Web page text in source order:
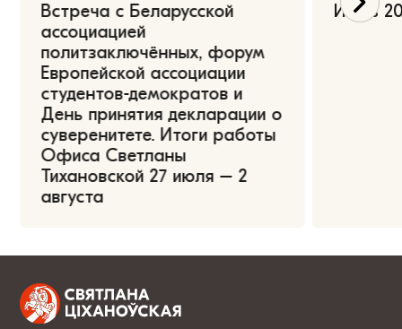
Встреча с Беларусской
ассоциацией
политзаключённых, форум
Европейской ассоциации
студентов-демократов и
День принятия декларации о
суверенитете. Итоги работы
Офиса Светланы
Тихановской 27 июля – 2
августа
Июль